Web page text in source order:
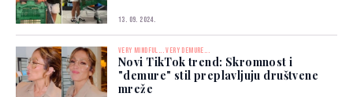
13. 09. 2024.
VERY MINDFUL... VERY DEMURE...
Novi TikTok trend: Skromnost i
"demure" stil preplavljuju društvene
mreže